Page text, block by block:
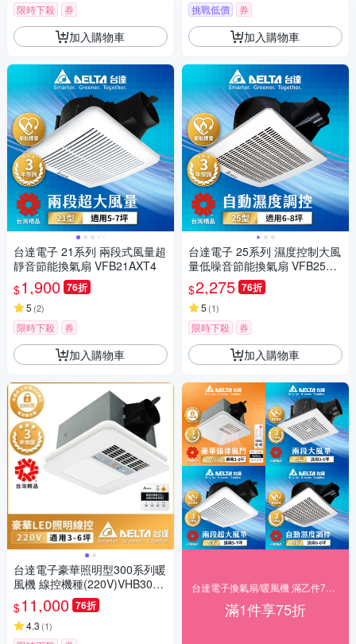
限時下殺 券
加入購物車
台達電子 21系列 兩段式風量超
靜音節能換氣扇 VFB21AXT4
$1,900 76折
5 (2)
限時下殺 券
加入購物車
台達電子豪華照明型300系列暖
風機 線控機種(220V)VHB30BC
MT-BLED
$11,000 76折
4.3 (1)
挑戰低價 券
加入購物車
台達電子 25系列 濕度控制大風
量低噪音節能換氣扇 VFB25AE
HT
$2,275 76折
5 (1)
限時下殺 券
加入購物車
滿1件享75折